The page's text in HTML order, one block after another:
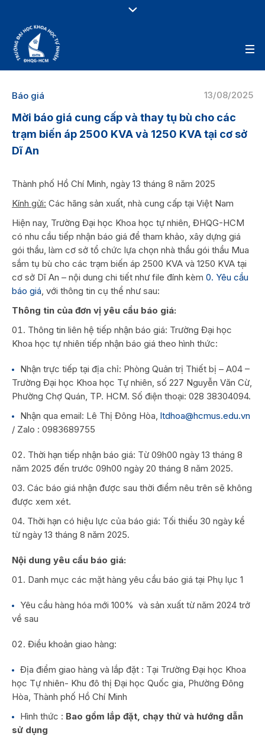
13/08/2025
Báo giá
Mời báo giá cung cấp và thay tụ bù cho các
trạm biến áp 2500 KVA và 1250 KVA tại cơ sở
Dĩ An
Thành phố Hồ Chí Minh, ngày 13 tháng 8 năm 2025
Kính gửi: Các hãng sản xuất, nhà cung cấp tại Việt Nam
Hiện nay, Trường Đại học Khoa học tự nhiên, ĐHQG-HCM
có nhu cầu tiếp nhận báo giá để tham khảo, xây dựng giá
gói thầu, làm cơ sở tổ chức lựa chọn nhà thầu gói thầu Mua
sắm tụ bù cho các trạm biến áp 2500 KVA và 1250 KVA tại
cơ sở Dĩ An – nội dung chi tiết như file đính kèm 0. Yêu cầu
báo giá, với thông tin cụ thể như sau:
Thông tin của đơn vị yêu cầu báo giá:
Thông tin liên hệ tiếp nhận báo giá: Trường Đại học
Khoa học tự nhiên tiếp nhận báo giá theo hình thức:
Nhận trực tiếp tại địa chỉ: Phòng Quản trị Thiết bị – A04 –
Trường Đại học Khoa học Tự nhiên, số 227 Nguyễn Văn Cừ,
Phường Chợ Quán, TP. HCM. Số điện thoại: 028 38304094.
Nhận qua email: Lê Thị Đông Hòa, ltdhoa@hcmus.edu.vn
/ Zalo : 0983689755
Thời hạn tiếp nhận báo giá: Từ 09h00 ngày 13 tháng 8
năm 2025 đến trước 09h00 ngày 20 tháng 8 năm 2025.
Các báo giá nhận được sau thời điểm nêu trên sẽ không
được xem xét.
Thời hạn có hiệu lực của báo giá: Tối thiểu 30 ngày kể
từ ngày 13 tháng 8 năm 2025.
Nội dung yêu cầu báo giá:
Danh mục các mặt hàng yêu cầu báo giá tại Phụ lục 1
Yêu cầu hàng hóa mới 100% và sản xuất từ năm 2024 trở
về sau
Điều khoản giao hàng:
Địa điểm giao hàng và lắp đặt : Tại Trường Đại học Khoa
học Tự nhiên- Khu đô thị Đại học Quốc gia, Phường Đông
Hòa, Thành phố Hồ Chí Minh
Hình thức : Bao gồm lắp đặt, chạy thử và hướng dẫn
sử dụng